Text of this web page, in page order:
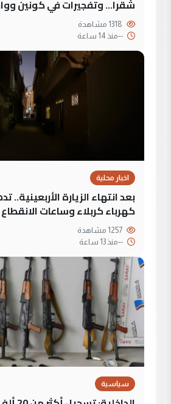
شقرا… وتفجيرات في كونين
--منذ 14 ساعة
اخبار محلية
بعد انتهاء الزيارة
كهرباء كربلاء وساعات
--منذ 13 ساعة
سياسية